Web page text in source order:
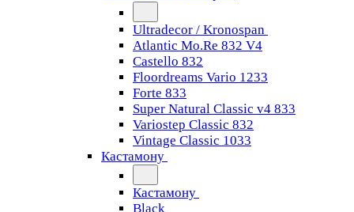
Ultradecor / Kronospan
Atlantic Mo.Re 832 V4
Castello 832
Floordreams Vario 1233
Forte 833
Super Natural Classic v4 833
Variostep Classic 832
Vintage Classic 1033
Кастамону
Кастамону
Black